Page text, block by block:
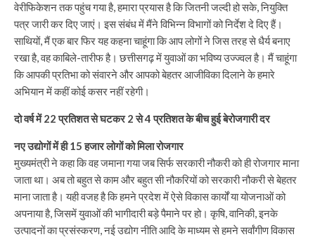
वेरीफिकेशन तक पहुंच गया है, हमारा प्रयास है कि जितनी जल्दी हो सके, नियुक्ति
पत्र जारी कर दिए जाएं। इस संबंध में मैंने विभिन्न विभागों को निर्देश दे दिए हैं।
साथियों, मैं एक बार फिर यह कहना चाहूंगा कि आप लोगों ने जिस तरह से धैर्य बनाए
रखा है, वह काबिले-तारीफ है। छत्तीसगढ़ में युवाओं का भविष्य उज्ज्वल है। मैं चाहूंगा
कि आपकी प्रतिभा को संवारने और आपको बेहतर आजीविका दिलाने के हमारे
अभियान में कहीं कोई कसर नहीं रहेगी।
दो वर्ष में 22 प्रतिशत से घटकर 2 से 4 प्रतिशत के बीच हुई बेरोजगारी दर
नए उद्योगों में ही 15 हजार लोगों को मिला रोजगार
मुख्यमंत्री ने कहा कि वह जमाना गया जब सिर्फ सरकारी नौकरी को ही रोजगार माना
जाता था। अब तो बहुत से काम और बहुत सी नौकरियों को सरकारी नौकरी से बेहतर
माना जाता है। यही वजह है कि हमने प्रदेश में ऐसे विकास कार्यों या योजनाओं को
अपनाया है, जिसमें युवाओं की भागीदारी बड़े पैमाने पर हो। कृषि, वानिकी, इनके
उत्पादनों का प्रसंस्करण, नई उद्योग नीति आदि के माध्यम से हमने सर्वांगीण विकास